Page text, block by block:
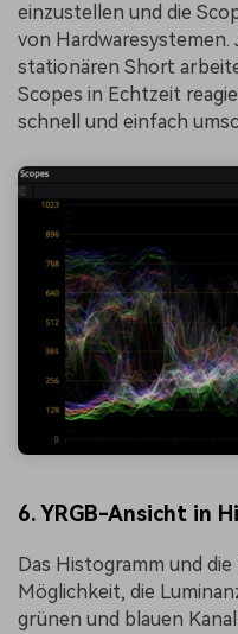
einzustellen und die
von Hardwaresystemen.
stationären Short
Scopes in Echtzeit
schnell und einfach
6. YRGB-Ansicht in
Das Histogramm und
Möglichkeit, die
grünen und blauen